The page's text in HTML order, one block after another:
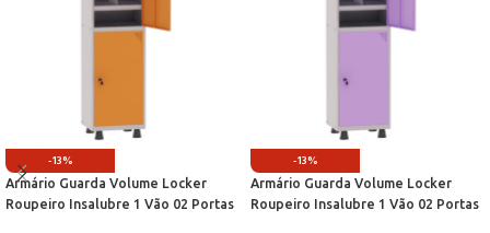
-13%
Armário Guarda Volume Locker
Roupeiro Insalubre 1 Vão 02 Portas
-13%
Armário Guarda Volume Locker
Roupeiro Insalubre 1 Vão 02 Portas